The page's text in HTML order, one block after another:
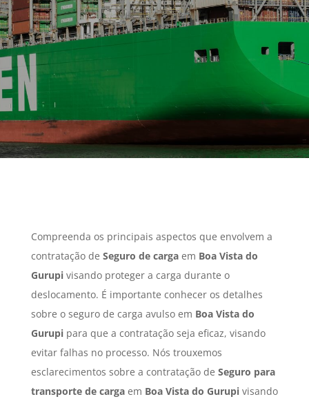
Compreenda os principais aspectos que envolvem a
contratação de Seguro de cargaem Boa Vista do
Gurupivisando proteger a carga durante o
deslocamento. É importante conhecer os detalhes
sobre o seguro de carga avulso em Boa Vista do
Gurupipara que a contratação seja eficaz, visando
evitar falhas no processo. Nós trouxemos
esclarecimentos sobre a contratação de Seguro para
transporte de cargaem Boa Vista do Gurupivisando